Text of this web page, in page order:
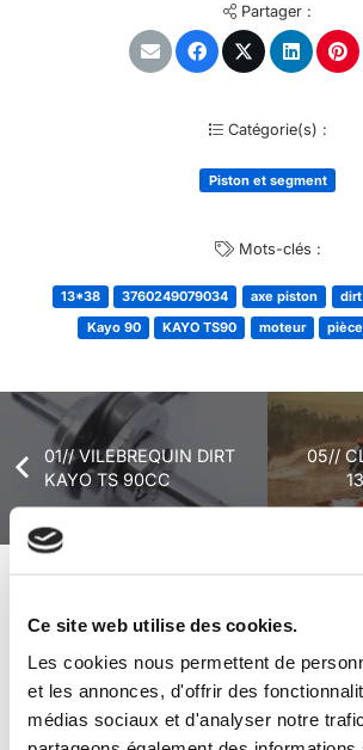
Ce site web utilise des cookies.
Les cookies nous permettent de
et les annonces, d'offrir des
médias sociaux et d'analyser notre
Partager :
Catégorie(s) :
Piston et segment
Mots-clés :
13*38 3760249079034 axe piston
Kayo 90
KAYO TS90 moteur
01// VILEBREQUIN DIRT
KAYO TS 90CC
05//
Véhicules